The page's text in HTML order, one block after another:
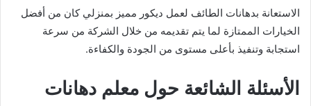
الاستعانة بدهانات الطائف لعمل ديكور مميز بمنزلي كان من أفضل
الخيارات الممتازة لما يتم تقديمه من خلال الشركة من سرعة
استجابة وتنفيذ بأعلى مستوى من الجودة والكفاءة.
الأسئلة الشائعة حول معلم دهانات